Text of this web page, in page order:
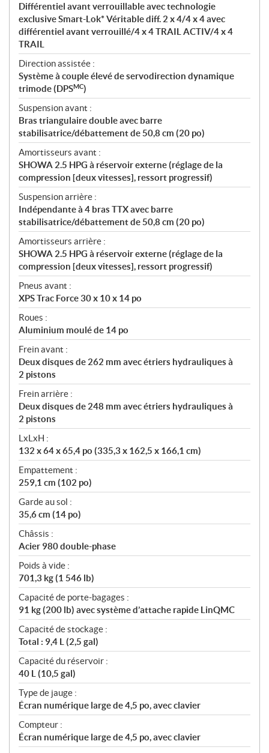
Différentiel avant verrouillable avec technologie
exclusive Smart-Lok* Véritable diff. 2 x 4/4 x 4 avec
différentiel avant verrouillé/4 x 4 TRAIL ACTIV/4 x 4
TRAIL
Direction assistée :
Système à couple élevé de servodirection dynamique
trimode (DPSMC)
Suspension avant :
Bras triangulaire double avec barre
stabilisatrice/débattement de 50,8 cm (20 po)
Amortisseurs avant :
SHOWA 2.5 HPG à réservoir externe (réglage de la
compression [deux vitesses], ressort progressif)
Suspension arrière :
Indépendante à 4 bras TTX avec barre
stabilisatrice/débattement de 50,8 cm (20 po)
Amortisseurs arrière :
SHOWA 2.5 HPG à réservoir externe (réglage de la
compression [deux vitesses], ressort progressif)
Pneus avant :
XPS Trac Force 30 x 10 x 14 po
Roues :
Aluminium moulé de 14 po
Frein avant :
Deux disques de 262 mm avec étriers hydrauliques à
2 pistons
Frein arrière :
Deux disques de 248 mm avec étriers hydrauliques à
2 pistons
LxLxH :
132 x 64 x 65,4 po (335,3 x 162,5 x 166,1 cm)
Empattement :
259,1 cm (102 po)
Garde au sol :
35,6 cm (14 po)
Châssis :
Acier 980 double-phase
Poids à vide :
701,3 kg (1 546 lb)
Capacité de porte-bagages :
91 kg (200 lb) avec système d’attache rapide LinQMC
Capacité de stockage :
Total : 9,4 L (2,5 gal)
Capacité du réservoir :
40 L (10,5 gal)
Type de jauge :
Écran numérique large de 4,5 po, avec clavier
Compteur :
Écran numérique large de 4,5 po, avec clavier